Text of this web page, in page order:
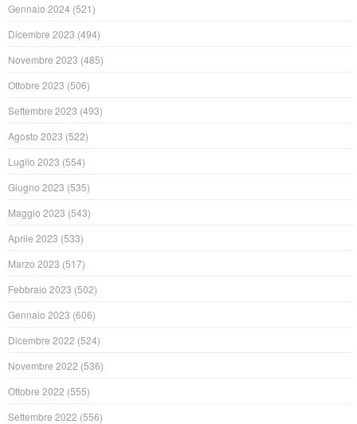
Gennaio 2024 (521)
Dicembre 2023 (494)
Novembre 2023 (485)
Ottobre 2023 (506)
Settembre 2023 (493)
Agosto 2023 (522)
Luglio 2023 (554)
Giugno 2023 (535)
Maggio 2023 (543)
Aprile 2023 (533)
Marzo 2023 (517)
Febbraio 2023 (502)
Gennaio 2023 (606)
Dicembre 2022 (524)
Novembre 2022 (536)
Ottobre 2022 (555)
Settembre 2022 (556)